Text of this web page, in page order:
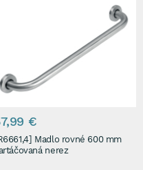
€
Madlo rovné 600 mm
nerez